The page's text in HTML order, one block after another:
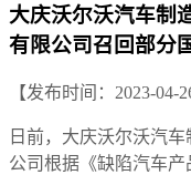
大庆沃尔沃汽车制
有限公司召回部分
【发布时间：2023-04-
日前，大庆沃尔沃汽
公司根据《缺陷汽车